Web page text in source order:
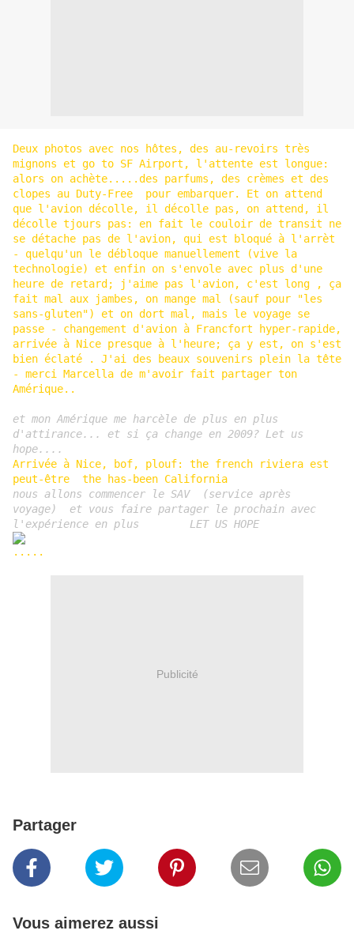
Deux photos avec nos hôtes, des au-revoirs très
mignons et go to SF Airport, l'attente est longue:
alors on achète.....des parfums, des crèmes et des
clopes au Duty-Free pour embarquer. Et on attend
que l'avion décolle, il décolle pas, on attend, il
décolle tjours pas: en fait le couloir de transit ne
se détache pas de l'avion, qui est bloqué à l'arrèt
- quelqu'un le débloque manuellement (vive la
technologie) et enfin on s'envole avec plus d'une
heure de retard; j'aime pas l'avion, c'est long , ça
fait mal aux jambes, on mange mal (sauf pour "les
sans-gluten") et on dort mal, mais le voyage se
passe - changement d'avion à Francfort hyper-rapide,
arrivée à Nice presque à l'heure; ça y est, on s'est
bien éclaté . J'ai des beaux souvenirs plein la tête
- merci Marcella de m'avoir fait partager ton
Amérique..
et mon Amérique me harcèle de plus en plus
d'attirance... et si ça change en 2009? Let us
hope....
Arrivée à Nice, bof, plouf: the french riviera est
peut-être the has-been California
nous allons commencer le SAV (service après
voyage) et vous faire partager le prochain avec
l'expérience en plus LET US HOPE
.....
Publicité
Partager
Vous aimerez aussi